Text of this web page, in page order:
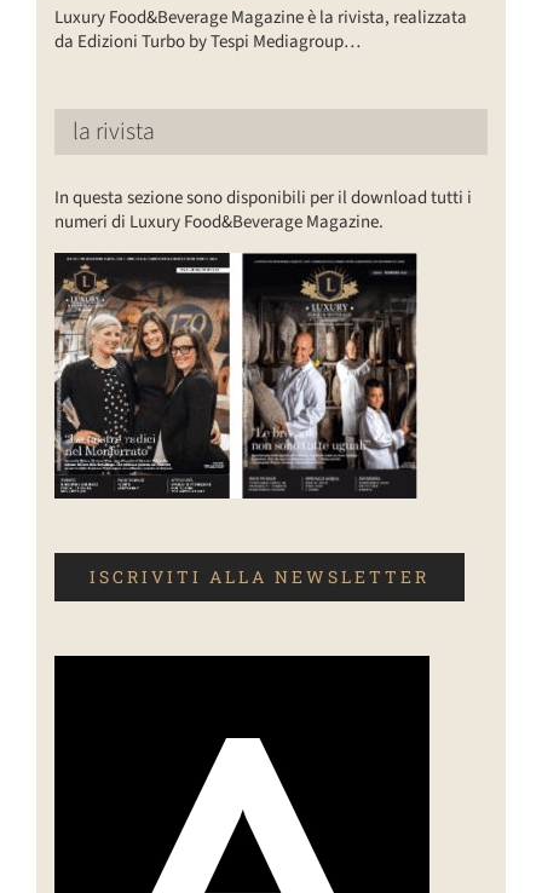
Luxury Food&Beverage Magazine è la rivista, realizzata
da Edizioni Turbo by Tespi Mediagroup…
la rivista
In questa sezione sono disponibili per il download tutti i
numeri di Luxury Food&Beverage Magazine.
ISCRIVITI ALLA NEWSLETTER